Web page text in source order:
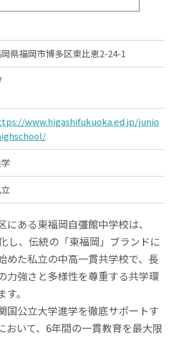
県福岡市博多区東比恵2-24-1
www.higashifukuoka.ed.jp/junio
ある東福岡自彊館中学校は、
し、伝統の「東福岡」ブランドに
めた私立の中高一貫共学校で、長
力強さと多様性を尊重する共学環
。
国公立大学進学を徹底サポートす
おいて、6年間の一貫教育を最大限